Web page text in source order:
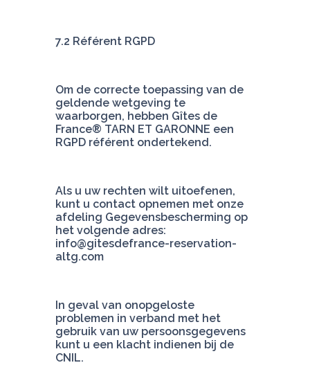
7.2 Référent RGPD
Om de correcte toepassing van de
geldende wetgeving te
waarborgen, hebben Gîtes de
France® TARN ET GARONNE een
RGPD référent ondertekend.
Als u uw rechten wilt uitoefenen,
kunt u contact opnemen met onze
afdeling Gegevensbescherming op
het volgende adres:
info@gitesdefrance-reservation-
altg.com
In geval van onopgeloste
problemen in verband met het
gebruik van uw persoonsgegevens
kunt u een klacht indienen bij de
CNIL.